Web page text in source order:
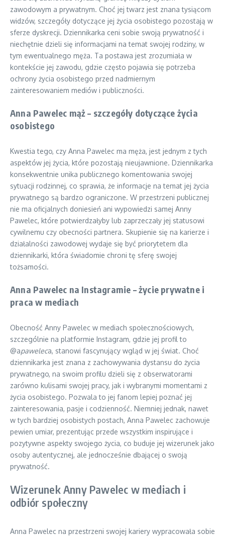
zawodowym a prywatnym. Choć jej twarz jest znana tysiącom
widzów, szczegóły dotyczące jej życia osobistego pozostają w
sferze dyskrecji. Dziennikarka ceni sobie swoją prywatność i
niechętnie dzieli się informacjami na temat swojej rodziny, w
tym ewentualnego męża. Ta postawa jest zrozumiała w
kontekście jej zawodu, gdzie często pojawia się potrzeba
ochrony życia osobistego przed nadmiernym
zainteresowaniem mediów i publiczności.
Anna Pawelec mąż – szczegóły dotyczące życia
osobistego
Kwestia tego, czy Anna Pawelec ma męża, jest jednym z tych
aspektów jej życia, które pozostają nieujawnione. Dziennikarka
konsekwentnie unika publicznego komentowania swojej
sytuacji rodzinnej, co sprawia, że informacje na temat jej życia
prywatnego są bardzo ograniczone. W przestrzeni publicznej
nie ma oficjalnych doniesień ani wypowiedzi samej Anny
Pawelec, które potwierdzałyby lub zaprzeczały jej statusowi
cywilnemu czy obecności partnera. Skupienie się na karierze i
działalności zawodowej wydaje się być priorytetem dla
dziennikarki, która świadomie chroni tę sferę swojej
tożsamości.
Anna Pawelec na Instagramie – życie prywatne i
praca w mediach
Obecność Anny Pawelec w mediach społecznościowych,
szczególnie na platformie Instagram, gdzie jej profil to
@apaweleca, stanowi fascynujący wgląd w jej świat. Choć
dziennikarka jest znana z zachowywania dystansu do życia
prywatnego, na swoim profilu dzieli się z obserwatorami
zarówno kulisami swojej pracy, jak i wybranymi momentami z
życia osobistego. Pozwala to jej fanom lepiej poznać jej
zainteresowania, pasje i codzienność. Niemniej jednak, nawet
w tych bardziej osobistych postach, Anna Pawelec zachowuje
pewien umiar, prezentując przede wszystkim inspirujące i
pozytywne aspekty swojego życia, co buduje jej wizerunek jako
osoby autentycznej, ale jednocześnie dbającej o swoją
prywatność.
Wizerunek Anny Pawelec w mediach i
odbiór społeczny
Anna Pawelec na przestrzeni swojej kariery wypracowała sobie